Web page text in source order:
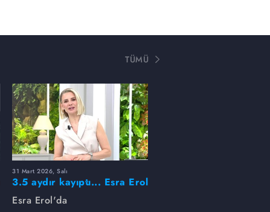
TÜMÜ
31 Mart 2026, Salı
3.5 aydır kayıptı... Esra Erol
buldu!
Esra Erol'da